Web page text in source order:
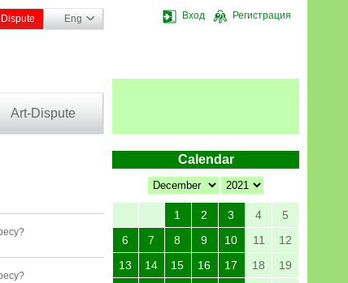
Вход Регистрация
Eng
Art-Dispute
Calendar
1 2 3 4
5
6
7 8 9 10 11
12
13
14 15 16 17 18
19